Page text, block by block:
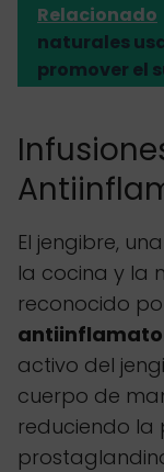
Relacionado
naturales
promover el
El jengibre,
la cocina y la
reconocido
activo del
cuerpo de
reduciendo la